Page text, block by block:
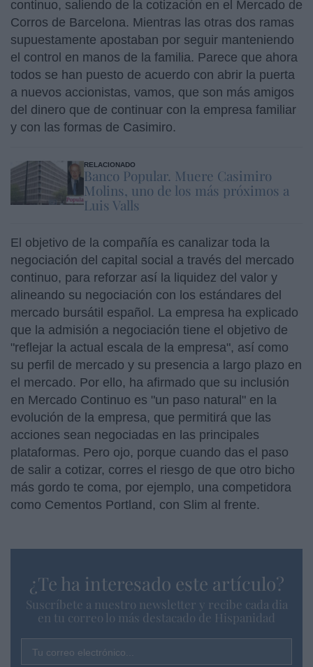
continuo, saliendo de la cotización en el Mercado de
Corros de Barcelona. Mientras las otras dos ramas
supuestamente apostaban por seguir manteniendo
el control en manos de la familia. Parece que ahora
todos se han puesto de acuerdo con abrir la puerta
a nuevos accionistas, vamos, que son más amigos
del dinero que de continuar con la empresa familiar
y con las formas de Casimiro.
RELACIONADO
Banco Popular. Muere Casimiro
Molins, uno de los más próximos a
Luis Valls
El objetivo de la compañía es canalizar toda la
negociación del capital social a través del mercado
continuo, para reforzar así la liquidez del valor y
alineando su negociación con los estándares del
mercado bursátil español. La empresa ha explicado
que la admisión a negociación tiene el objetivo de
"reflejar la actual escala de la empresa", así como
su perfil de mercado y su presencia a largo plazo en
el mercado. Por ello, ha afirmado que su inclusión
en Mercado Continuo es "un paso natural" en la
evolución de la empresa, que permitirá que las
acciones sean negociadas en las principales
plataformas. Pero ojo, porque cuando das el paso
de salir a cotizar, corres el riesgo de que otro bicho
más gordo te coma, por ejemplo, una competidora
como Cementos Portland, con Slim al frente.
¿Te ha interesado este artículo?
Suscríbete a nuestro newsletter y recibe cada dia
en tu correo lo más destacado de Hispanidad
Tu correo electrónico...